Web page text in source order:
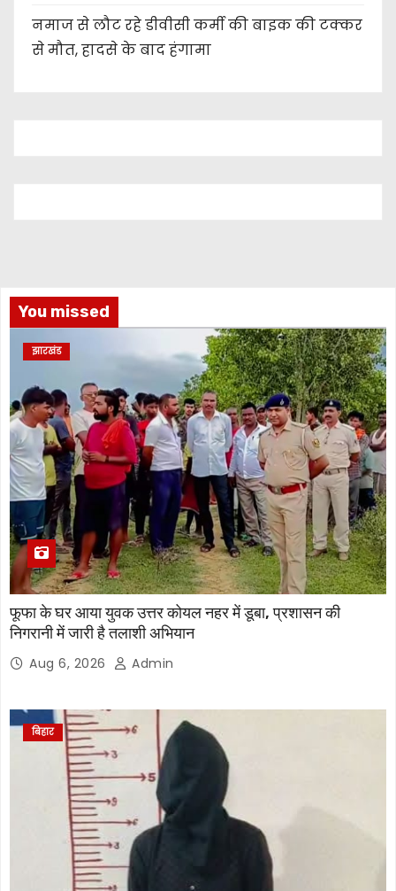
नमाज से लौट रहे डीवीसी कर्मी की बाइक की टक्कर
से मौत, हादसे के बाद हंगामा
You missed
झारखंड
फूफा के घर आया युवक उत्तर कोयल नहर में डूबा, प्रशासन की
निगरानी में जारी है तलाशी अभियान
Aug 6, 2026 Admin
बिहार